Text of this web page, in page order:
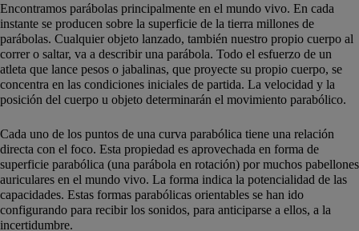
Encontramos parábolas principalmente en el mundo vivo. En cada
instante se producen sobre la superficie de la tierra millones de
parábolas. Cualquier objeto lanzado, también nuestro propio cuerpo al
correr o saltar, va a describir una parábola. Todo el esfuerzo de un
atleta que lance pesos o jabalinas, que proyecte su propio cuerpo, se
concentra en las condiciones iniciales de partida. La velocidad y la
posición del cuerpo u objeto determinarán el movimiento parabólico.
Cada uno de los puntos de una curva parabólica tiene una relación
directa con el foco. Esta propiedad es aprovechada en forma de
superficie parabólica (una parábola en rotación) por muchos pabellones
auriculares en el mundo vivo. La forma indica la potencialidad de las
capacidades. Estas formas parabólicas orientables se han ido
configurando para recibir los sonidos, para anticiparse a ellos, a la
incertidumbre.